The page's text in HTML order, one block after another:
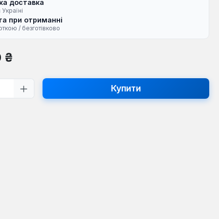
доставка
при отриманні
/ безготівково
₴
товару: Введіть потрібну
Купити